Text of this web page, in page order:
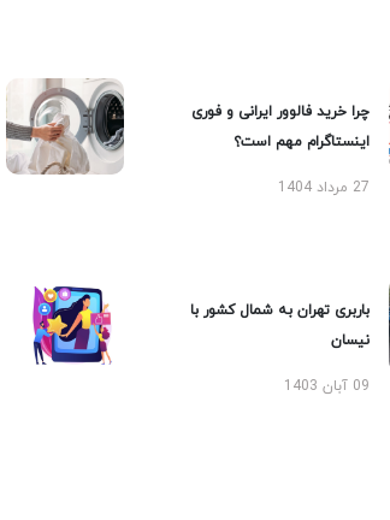
چرا خرید فالوور ایرانی و فوری
اینستاگرام مهم است؟
27 مرداد 1404
باربری تهران به شمال کشور با
نیسان
09 آبان 1403